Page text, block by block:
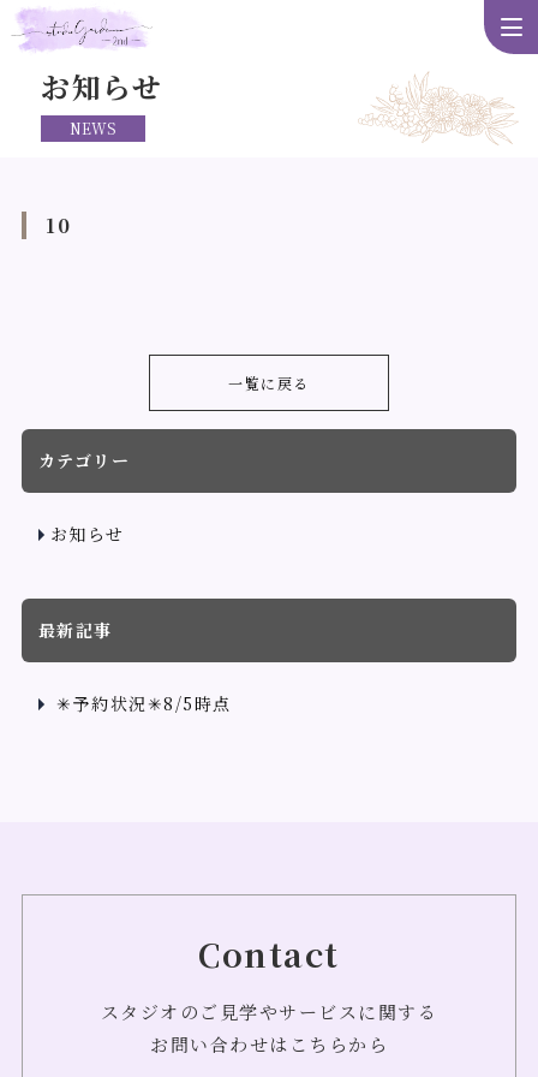
お知らせ
NEWS
10
一覧に戻る
カテゴリー
お知らせ
最新記事
✳︎予約状況✳︎8/5時点
Contact
スタジオのご見学やサービスに関する
お問い合わせはこちらから